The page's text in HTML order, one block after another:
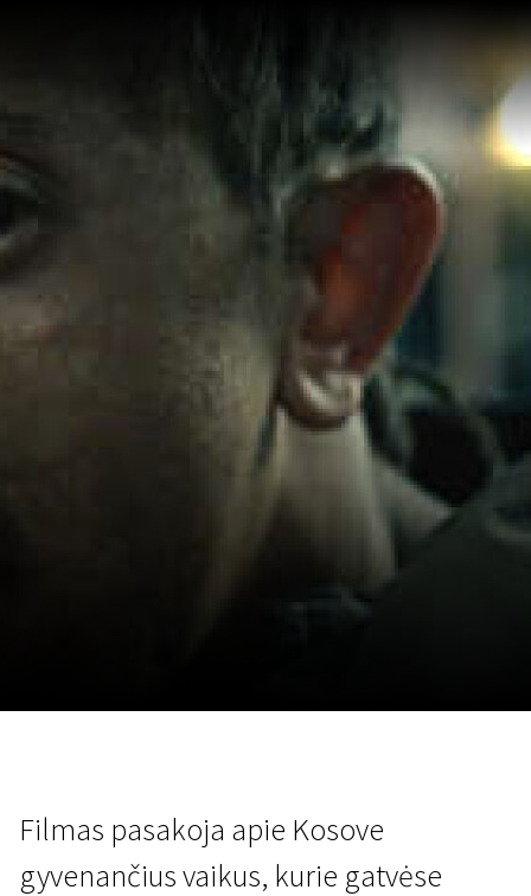
Filmas pasakoja apie Kosove
gyvenančius vaikus, kurie gatvėse